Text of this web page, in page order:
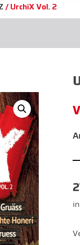
/ UrchiX Vol. 2